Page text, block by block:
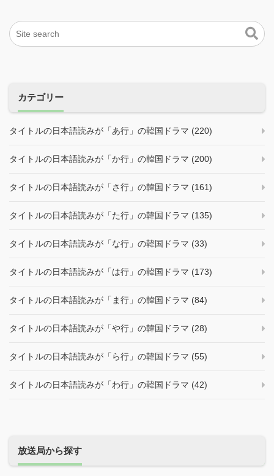
カテゴリー
タイトルの日本語読みが「あ行」の韓国ドラマ (220)
タイトルの日本語読みが「か行」の韓国ドラマ (200)
タイトルの日本語読みが「さ行」の韓国ドラマ (161)
タイトルの日本語読みが「た行」の韓国ドラマ (135)
タイトルの日本語読みが「な行」の韓国ドラマ (33)
タイトルの日本語読みが「は行」の韓国ドラマ (173)
タイトルの日本語読みが「ま行」の韓国ドラマ (84)
タイトルの日本語読みが「や行」の韓国ドラマ (28)
タイトルの日本語読みが「ら行」の韓国ドラマ (55)
タイトルの日本語読みが「わ行」の韓国ドラマ (42)
放送局から探す